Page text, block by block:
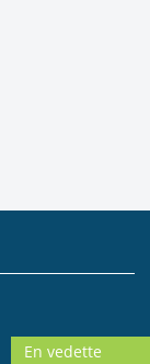
En vedette